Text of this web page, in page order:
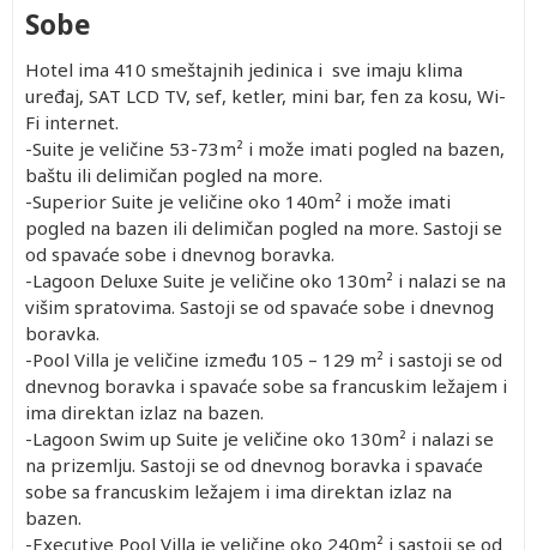
Sobe
Hotel ima 410 smeštajnih jedinica i sve imaju klima
uređaj, SAT LCD TV, sef, ketler, mini bar, fen za kosu, Wi-
Fi internet.
-Suite je veličine 53-73m² i može imati pogled na bazen,
baštu ili delimičan pogled na more.
-Superior Suite je veličine oko 140m² i može imati
pogled na bazen ili delimičan pogled na more. Sastoji se
od spavaće sobe i dnevnog boravka.
-Lagoon Deluxe Suite je veličine oko 130m² i nalazi se na
višim spratovima. Sastoji se od spavaće sobe i dnevnog
boravka.
-Pool Villa je veličine između 105 – 129 m² i sastoji se od
dnevnog boravka i spavaće sobe sa francuskim ležajem i
ima direktan izlaz na bazen.
-Lagoon Swim up Suite je veličine oko 130m² i nalazi se
na prizemlju. Sastoji se od dnevnog boravka i spavaće
sobe sa francuskim ležajem i ima direktan izlaz na
bazen.
-Executive Pool Villa je veličine oko 240m² i sastoji se od